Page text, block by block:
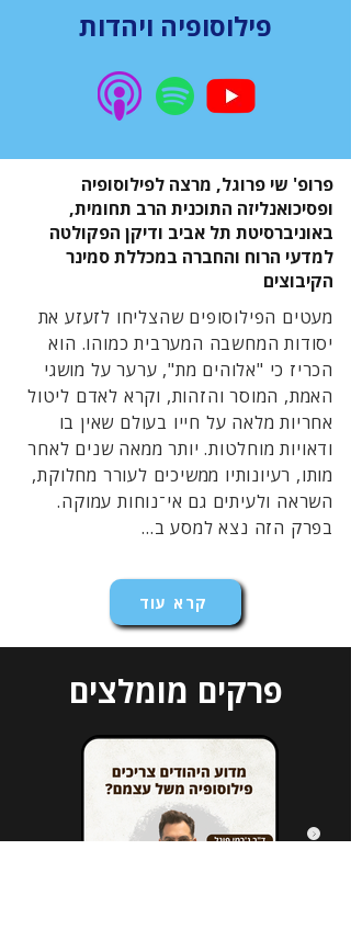
פילוסופיה ויהדות
פרופ' שי פרוגל, מרצה לפילוסופיה
ופסיכואנליזה התוכנית הרב תחומית,
באוניברסיטת תל אביב ודיקן הפקולטה
למדעי הרוח והחברה במכללת סמינר
הקיבוצים
מעטים הפילוסופים שהצליחו לזעזע את
יסודות המחשבה המערבית כמוהו. הוא
הכריז כי "אלוהים מת", ערער על מושגי
האמת, המוסר והזהות, וקרא לאדם ליטול
אחריות מלאה על חייו בעולם שאין בו
ודאויות מוחלטות. יותר ממאה שנים לאחר
מותו, רעיונותיו ממשיכים לעורר מחלוקת,
השראה ולעיתים גם אי־נוחות עמוקה.
בפרק הזה נצא למסע ב...
קרא עוד
פרקים מומלצים